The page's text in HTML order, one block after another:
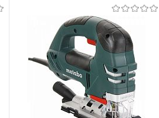
В корзину
К сравнению
В избранное
В наличии